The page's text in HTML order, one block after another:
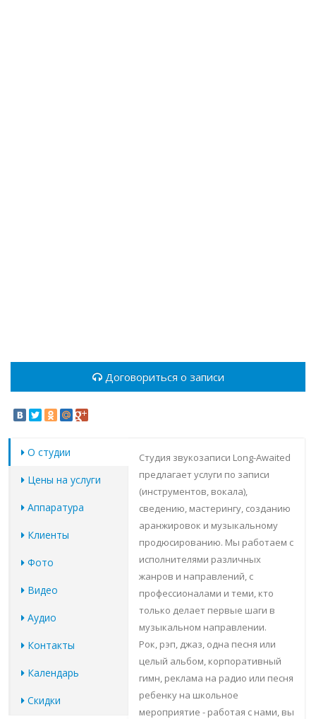
Договориться о записи
О студии
Цены на услуги
Аппаратура
Клиенты
Фото
Видео
Аудио
Контакты
Календарь
Скидки
Студия звукозаписи Long-Awaited
предлагает услуги по записи
(инструментов, вокала),
сведению, мастерингу, созданию
аранжировок и музыкальному
продюсированию. Мы работаем с
исполнителями различных
жанров и направлений, с
профессионалами и теми, кто
только делает первые шаги в
музыкальном направлении.
Рок, рэп, джаз, одна песня или
целый альбом, корпоративный
гимн, реклама на радио или песня
ребенку на школьное
мероприятие - работая с нами, вы